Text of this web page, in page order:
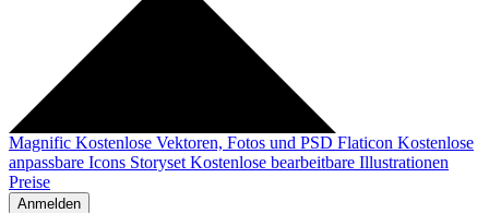
Magnific Kostenlose Vektoren, Fotos und PSD Flaticon Kostenlose
anpassbare Icons Storyset Kostenlose bearbeitbare Illustrationen
Preise
Anmelden